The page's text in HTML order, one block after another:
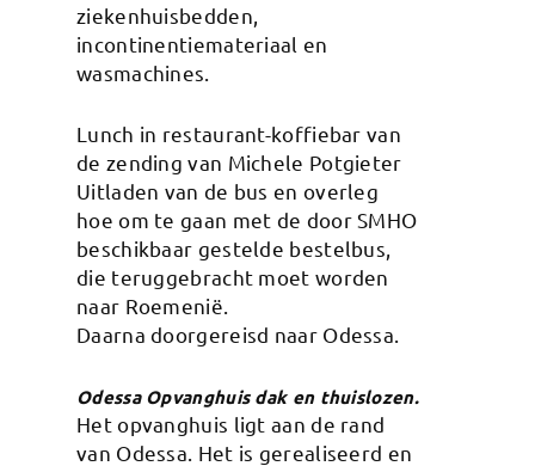
ziekenhuisbedden,
incontinentiemateriaal en
wasmachines.
Lunch in restaurant-koffiebar van
de zending van Michele Potgieter
Uitladen van de bus en overleg
hoe om te gaan met de door SMHO
beschikbaar gestelde bestelbus,
die teruggebracht moet worden
naar Roemenië.
Daarna doorgereisd naar Odessa.
Odessa Opvanghuis dak en thuislozen.
Het opvanghuis ligt aan de rand
van Odessa. Het is gerealiseerd en